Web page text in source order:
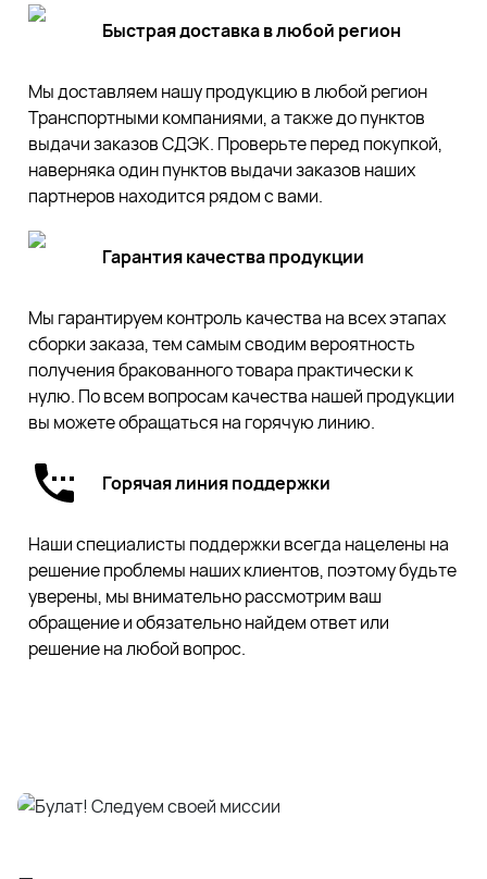
Быстрая доставка в любой регион
Мы доставляем нашу продукцию в любой регион
Транспортными компаниями, а также до пунктов
выдачи заказов СДЭК. Проверьте перед покупкой,
наверняка один пунктов выдачи заказов наших
партнеров находится рядом с вами.
Гарантия качества продукции
Мы гарантируем контроль качества на всех этапах
сборки заказа, тем самым сводим вероятность
получения бракованного товара практически к
нулю. По всем вопросам качества нашей продукции
вы можете обращаться на горячую линию.
Горячая линия поддержки
Наши специалисты поддержки всегда нацелены на
решение проблемы наших клиентов, поэтому будьте
уверены, мы внимательно рассмотрим ваш
обращение и обязательно найдем ответ или
решение на любой вопрос.